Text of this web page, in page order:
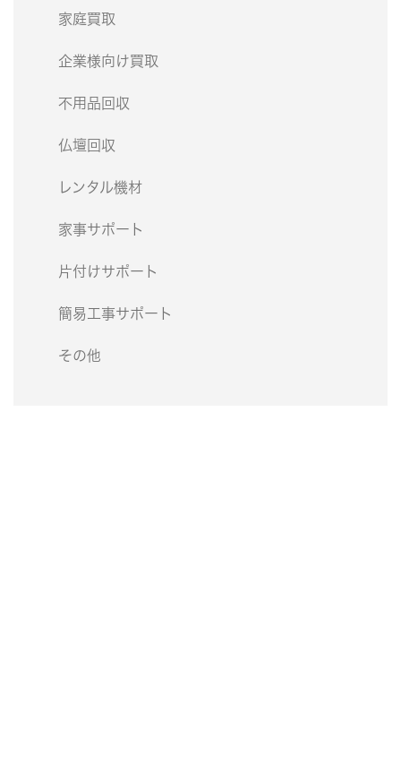
家庭買取
企業様向け買取
不用品回収
仏壇回収
レンタル機材
家事サポート
片付けサポート
簡易工事サポート
その他